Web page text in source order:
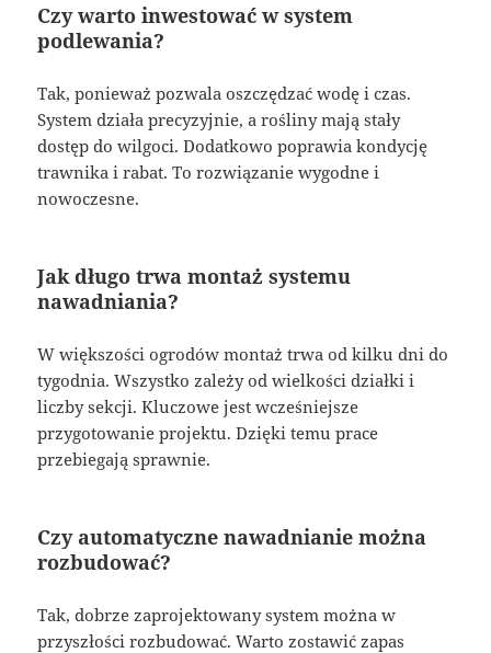
Czy warto inwestować w system
podlewania?
Tak, ponieważ pozwala oszczędzać wodę i czas.
System działa precyzyjnie, a rośliny mają stały
dostęp do wilgoci. Dodatkowo poprawia kondycję
trawnika i rabat. To rozwiązanie wygodne i
nowoczesne.
Jak długo trwa montaż systemu
nawadniania?
W większości ogrodów montaż trwa od kilku dni do
tygodnia. Wszystko zależy od wielkości działki i
liczby sekcji. Kluczowe jest wcześniejsze
przygotowanie projektu. Dzięki temu prace
przebiegają sprawnie.
Czy automatyczne nawadnianie można
rozbudować?
Tak, dobrze zaprojektowany system można w
przyszłości rozbudować. Warto zostawić zapas